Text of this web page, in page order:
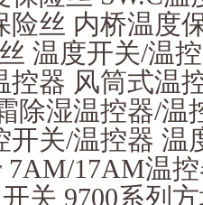
险丝 内桥温度
温度开关/温
控器 风筒式温
除湿温控器/温
开关/温控器 温
7AM/17AM温
关 9700系列